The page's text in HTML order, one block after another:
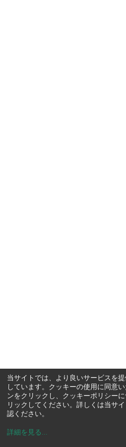
当サイトでは、より良いサービスを
しています。クッキーの使用に同意
ンをクリックし、クッキーポリシー
リックしてください。詳しくは当サ
認ください。
詳細を見る ...